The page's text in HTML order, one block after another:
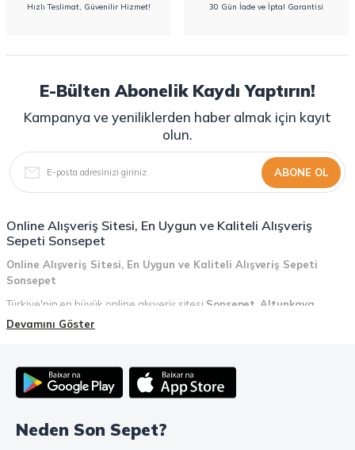
Hızlı Teslimat, Güvenilir Hizmet! 30 Gün İade ve İptal Garantisi
E-Bülten Abonelik Kaydı Yaptırın!
Kampanya ve yeniliklerden haber almak için kayıt
olun.
ABONE OL
Online Alışveriş Sitesi, En Uygun ve Kaliteli Alışveriş
Sepeti Sonsepet
Online Alışveriş Sitesi, En Uygun ve Kaliteli Alışveriş Sepeti
Sonsepet
Türkiye'nin en büyük online alışveriş sitesi Sonsepet Altunkaya
Holdinggüvencesiyle hizmet vermektedir! Sonsepet, online alışveriş
teslimat ve güvenli ödeme seçenekleriyle, alışveriş yaparken
zamanınızı ve paranızı en verimli şekilde kullanırsınız.
Mahmood Coffee ile Kahve Keyfinizi Sonsepet'te Yaşayın!
Devamını Göster
Neden Son Sepet?